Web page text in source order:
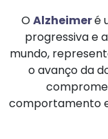
OAlzheimeré
progressiva e
mundo,
o avanço da
comportamento